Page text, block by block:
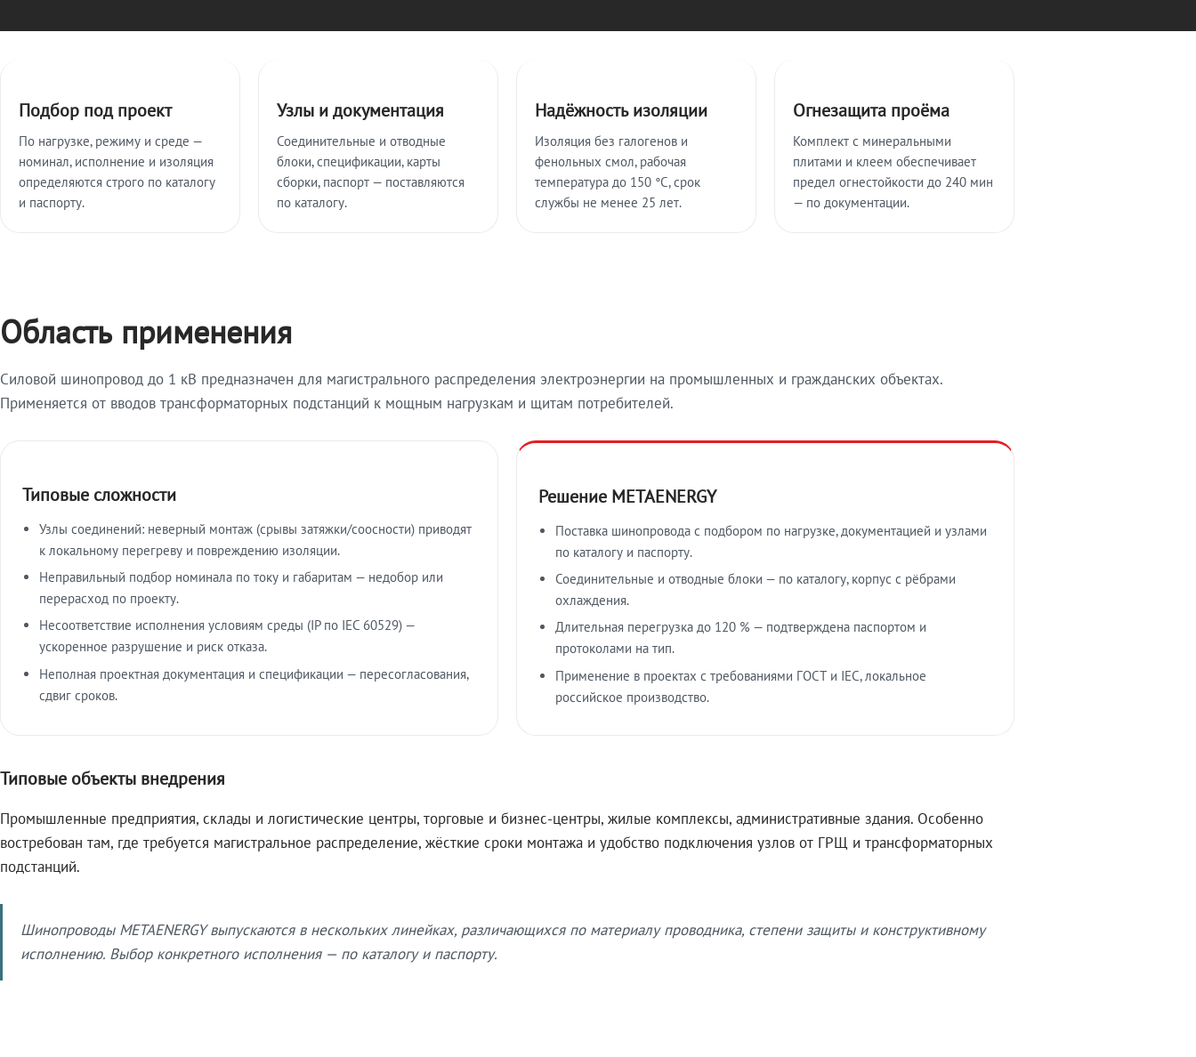
Подбор под проект
По нагрузке, режиму и среде —
номинал, исполнение и изоляция
определяются строго по каталогу
и паспорту.
Узлы и документация
Соединительные и отводные
блоки, спецификации, карты
сборки, паспорт — поставляются
по каталогу.
Надёжность изоляции
Изоляция без галогенов и
фенольных смол, рабочая
температура до 150 °C, срок
службы не менее 25 лет.
Огнезащита проёма
Комплект с минеральными
плитами и клеем обеспечивает
предел огнестойкости до 240 мин
— по документации.
Область применения
Силовой шинопровод до 1 кВ предназначен для магистрального распределения электроэнергии на промышленных и гражданских объектах.
Применяется от вводов трансформаторных подстанций к мощным нагрузкам и щитам потребителей.
Типовые сложности
Узлы соединений: неверный монтаж (срывы затяжки/соосности) приводят
к локальному перегреву и повреждению изоляции.
Неправильный подбор номинала по току и габаритам — недобор или
перерасход по проекту.
Несоответствие исполнения условиям среды (IP по IEC 60529) —
ускоренное разрушение и риск отказа.
Неполная проектная документация и спецификации — пересогласования,
сдвиг сроков.
Решение METAENERGY
Поставка шинопровода с подбором по нагрузке, документацией и узлами
по каталогу и паспорту.
Соединительные и отводные блоки — по каталогу, корпус с рёбрами
охлаждения.
Длительная перегрузка до 120 % — подтверждена паспортом и
протоколами на тип.
Применение в проектах с требованиями ГОСТ и IEC, локальное
российское производство.
Типовые объекты внедрения
Промышленные предприятия, склады и логистические центры, торговые и бизнес-центры, жилые комплексы, административные здания. Особенно
востребован там, где требуется магистральное распределение, жёсткие сроки монтажа и удобство подключения узлов от ГРЩ и трансформаторных
подстанций.
Шинопроводы METAENERGY выпускаются в нескольких линейках, различающихся по материалу проводника, степени защиты и конструктивному
исполнению. Выбор конкретного исполнения — по каталогу и паспорту.